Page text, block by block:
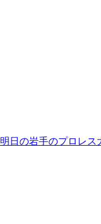
明日の岩手のプロレス